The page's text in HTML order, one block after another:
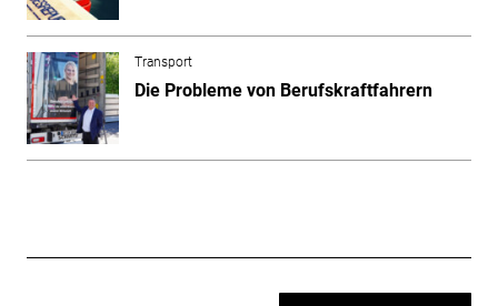
Transport
Die Probleme von Berufskraftfahrern